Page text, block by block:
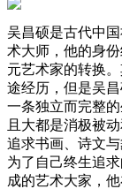
吴昌硕是古代中
术大师，他的身
元艺术家的转换
途经历，但是吴
一条独立而完整
且大都是消极被
追求书画、诗文
为了自己终生追
成的艺术大家，